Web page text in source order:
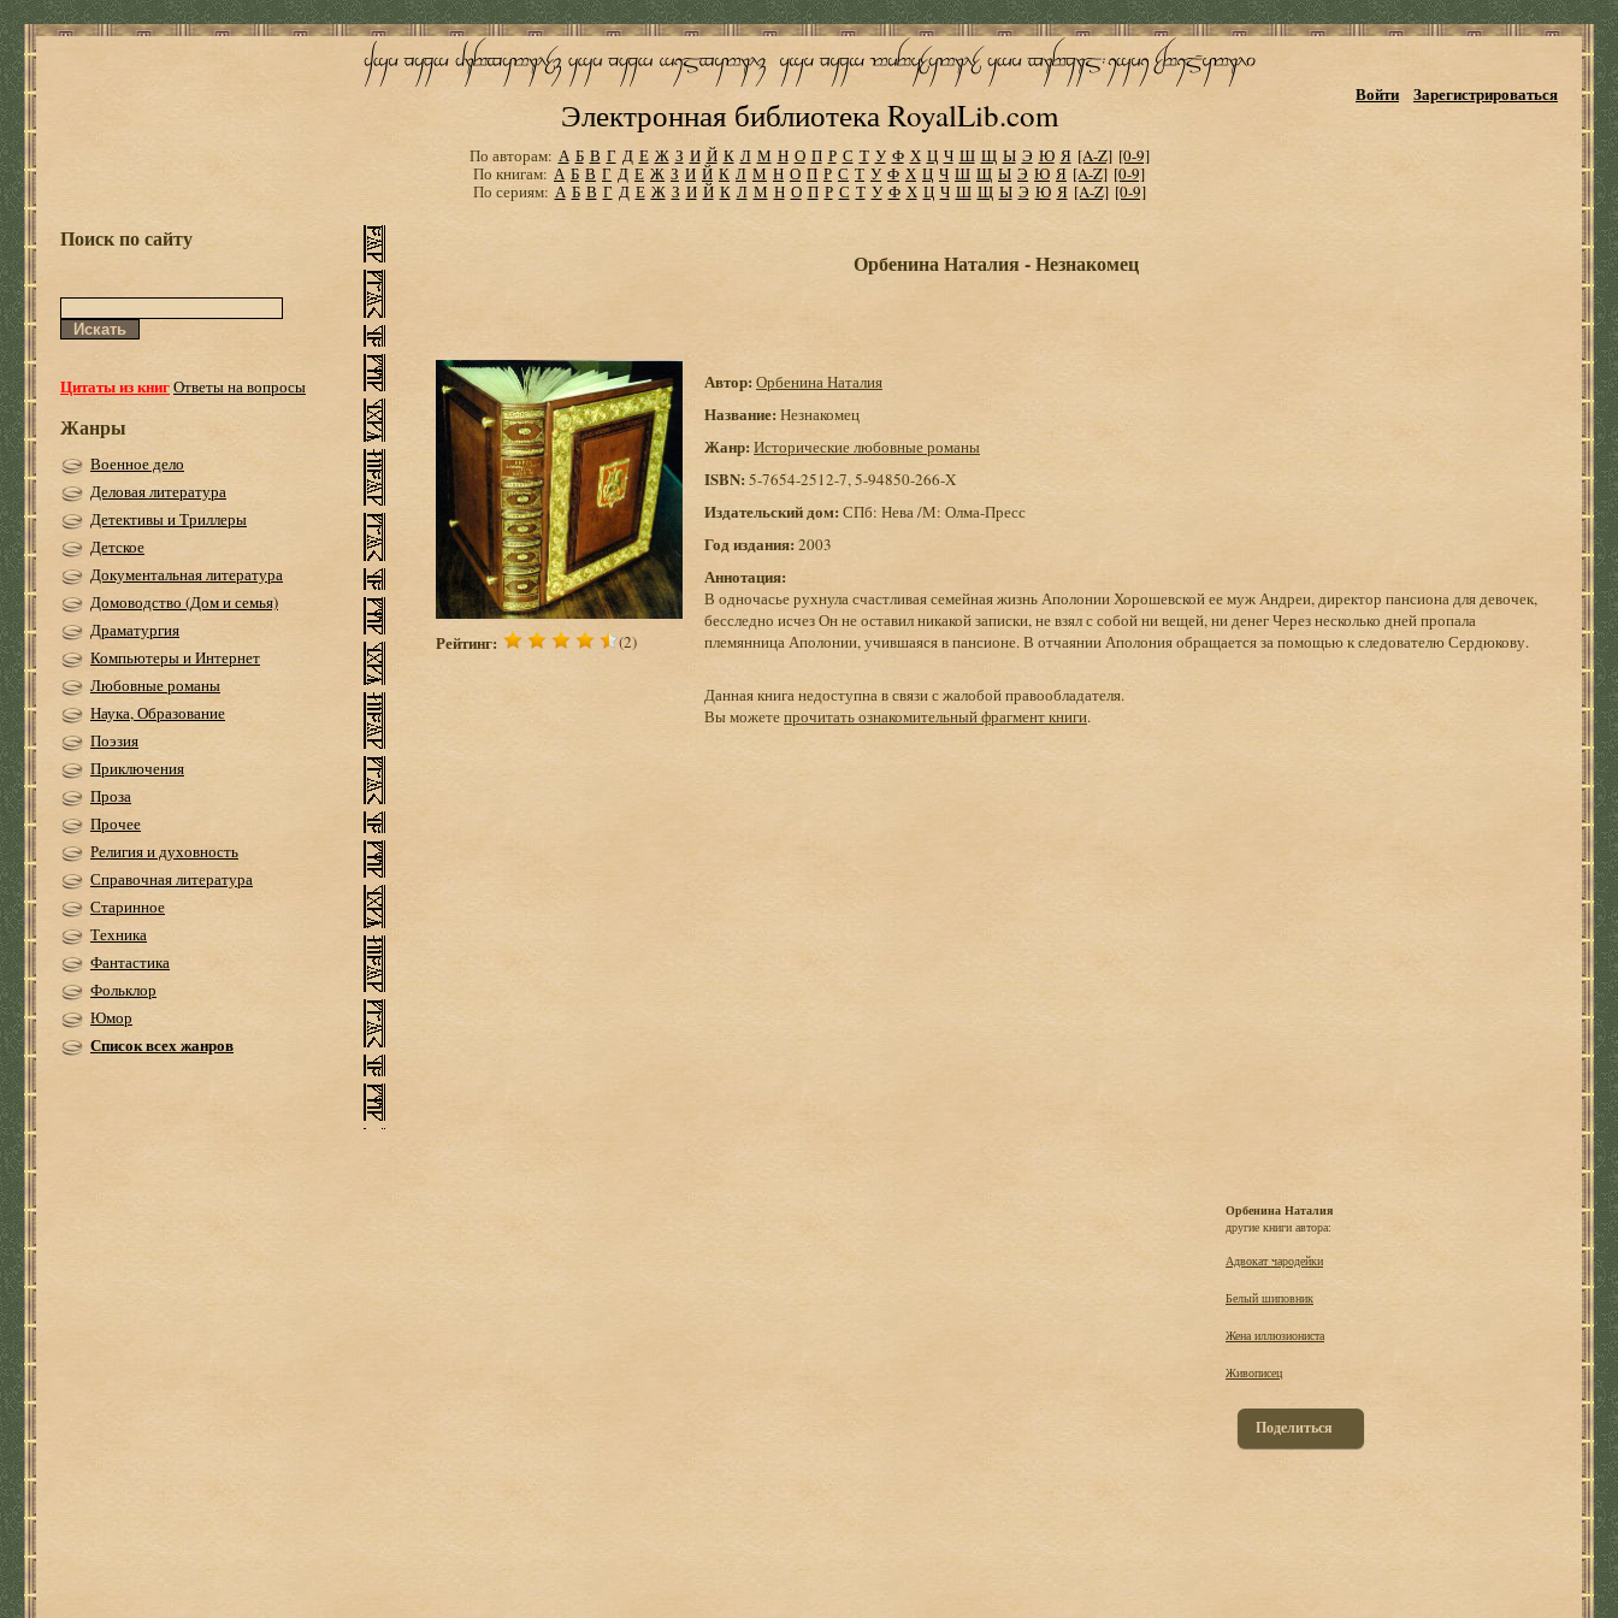
Электронная библиотека RoyalLib.com
Войти Зарегистрироваться
По авторам: А Б В Г Д Е Ж З И Й К Л М Н О П Р С Т У Ф Х Ц Ч Ш Щ Ы Э Ю Я [A-Z] [0-9]
По книгам: А Б В Г Д Е Ж З И Й К Л М Н О П Р С Т У Ф Х Ц Ч Ш Щ Ы Э Ю Я [A-Z] [0-9]
По сериям: А Б В Г Д Е Ж З И Й К Л М Н О П Р С Т У Ф Х Ц Ч Ш Щ Ы Э Ю Я [A-Z] [0-9]
Поиск по сайту
Цитаты из книгОтветы на вопросы
Жанры
Военное дело
Деловая литература
Детективы и Триллеры
Детское
Документальная литература
Домоводство (Дом и семья)
Драматургия
Компьютеры и Интернет
Любовные романы
Наука, Образование
Поэзия
Приключения
Проза
Прочее
Религия и духовность
Справочная литература
Старинное
Техника
Фантастика
Фольклор
Юмор
Список всех жанров
Орбенина Наталия - Незнакомец
Рейтинг: (2)
Автор: Орбенина Наталия
Название: Незнакомец
Жанр: Исторические любовные романы
ISBN: 5-7654-2512-7, 5-94850-266-X
Издательский дом: СПб: Нева /М: Олма-Пресс
Год издания: 2003
Аннотация:
В одночасье рухнула счастливая семейная жизнь Аполонии Хорошевской ее муж Андреи, директор пансиона для девочек,
бесследно исчез Он не оставил никакой записки, не взял с собой ни вещей, ни денег Через несколько дней пропала
племянница Аполонии, учившаяся в пансионе. В отчаянии Аполония обращается за помощью к следователю Сердюкову.
Данная книга недоступна в связи с жалобой правообладателя.
Вы можетепрочитать ознакомительный фрагмент книги.
Орбенина Наталия
другие книги автора:
Адвокат чародейки
Белый шиповник
Жена иллюзиониста
Живописец
Поделиться